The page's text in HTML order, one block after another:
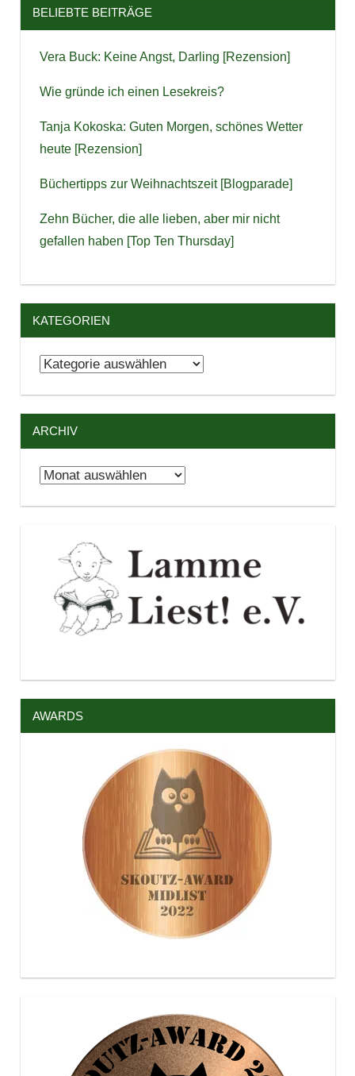
BELIEBTE BEITRÄGE
Vera Buck: Keine Angst, Darling [Rezension]
Wie gründe ich einen Lesekreis?
Tanja Kokoska: Guten Morgen, schönes Wetter
heute [Rezension]
Büchertipps zur Weihnachtszeit [Blogparade]
Zehn Bücher, die alle lieben, aber mir nicht
gefallen haben [Top Ten Thursday]
KATEGORIEN
Kategorien
ARCHIV
Archiv
AWARDS